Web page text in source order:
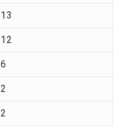
13
12
6
2
2